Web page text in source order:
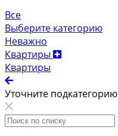
Все
Выберите категорию
Неважно
Квартиры
Квартиры
Уточните подкатегорию